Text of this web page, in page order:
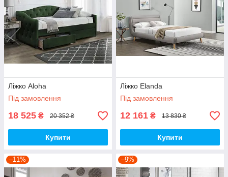
Ліжко Aloha
Під замовлення
18 525 ₴ 20 352 ₴
Купити
Ліжко Elanda
Під замовлення
12 161 ₴ 13 830 ₴
Купити
–11% –9%